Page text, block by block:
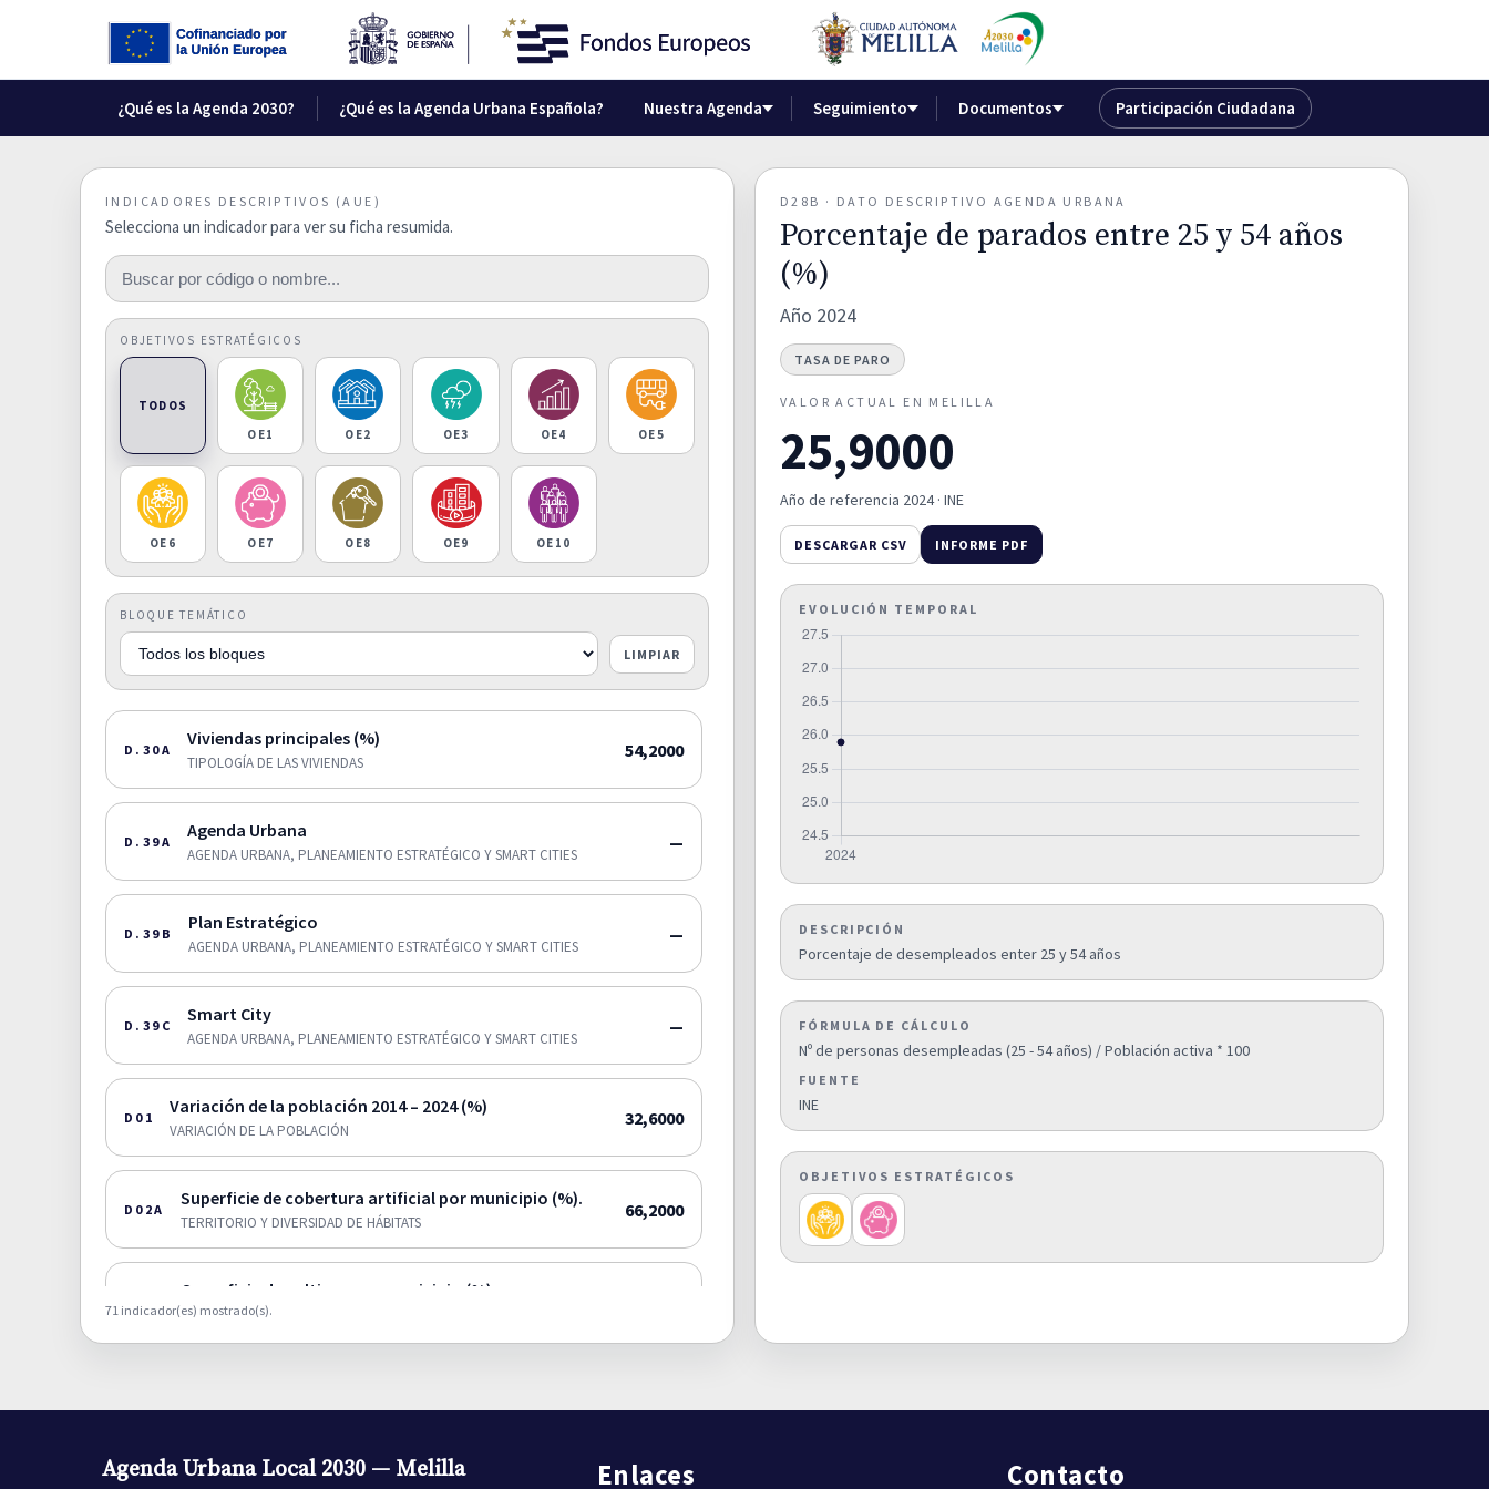
¿Qué es la Agenda 2030? ¿Qué es la Agenda Urbana Española? Nuestra Agenda Seguimiento Documentos Participación Ciudadana
INDICADORES DESCRIPTIVOS (AUE)
Selecciona un indicador para ver su ficha resumida.
OBJETIVOS ESTRATÉGICOS
TODOS
OE1
OE2 OE3 OE4 OE5
OE6 OE7 OE8 OE9 OE10
BLOQUE TEMÁTICO
LIMPIAR
D.30A
Viviendas principales (%)
TIPOLOGÍA DE LAS VIVIENDAS
54,2000
D.39A
Agenda Urbana
AGENDA URBANA, PLANEAMIENTO ESTRATÉGICO Y SMART CITIES
—
D.39B
Plan Estratégico
AGENDA URBANA, PLANEAMIENTO ESTRATÉGICO Y SMART CITIES
—
D.39C
Smart City
AGENDA URBANA, PLANEAMIENTO ESTRATÉGICO Y SMART CITIES
—
D01
Variación de la población 2014 – 2024 (%)
VARIACIÓN DE LA POBLACIÓN
32,6000
D02A
Superficie de cobertura artificial por municipio (%).
TERRITORIO Y DIVERSIDAD DE HÁBITATS
66,2000
Superficie de cultivos por municipio (%).
TERRITORIO Y DIVERSIDAD DE HÁBITATS
TERRITORIO Y DIVERSIDAD DE HÁBITATS
Superficie de zona forestal y dehesas por municipio
71 indicador(es) mostrado(s).
D28B · DATO DESCRIPTIVO AGENDA URBANA
Porcentaje de parados entre 25 y 54 años
(%)
Año 2024
TASA DE PARO
VALOR ACTUAL EN MELILLA
25,9000
Año de referencia 2024 · INE
DESCARGAR CSV INFORME PDF
EVOLUCIÓN TEMPORAL
DESCRIPCIÓN
Porcentaje de desempleados enter 25 y 54 años
FÓRMULA DE CÁLCULO
Nº de personas desempleadas (25 - 54 años) / Población activa * 100
FUENTE
INE
OBJETIVOS ESTRATÉGICOS
Agenda Urbana Local 2030 — Melilla Enlaces Contacto